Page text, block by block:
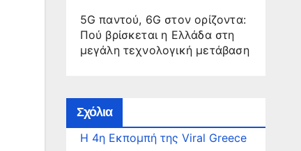
5G παντού, 6G στον ορίζοντα:
Πού βρίσκεται η Ελλάδα στη
μεγάλη τεχνολογική μετάβαση
Σχόλια
Η 4η Εκπομπή της Viral Greece